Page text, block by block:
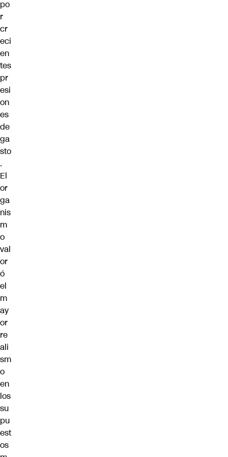
po
r
cr
eci
en
tes
pr
esi
on
es
de
ga
sto
.
El
or
ga
nis
m
o
val
or
ó
el
m
ay
or
re
ali
sm
o
en
los
su
pu
est
os